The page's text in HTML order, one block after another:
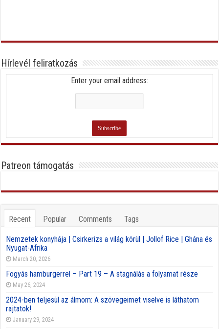
Hírlevél feliratkozás
Enter your email address:
Patreon támogatás
Recent Popular Comments Tags
Nemzetek konyhája | Csirkerizs a világ körül | Jollof Rice | Ghána és
Nyugat-Afrika
March 20, 2026
Fogyás hamburgerrel – Part 19 – A stagnálás a folyamat része
May 26, 2024
2024-ben teljesül az álmom: A szövegeimet viselve is láthatom
rajtatok!
January 29, 2024